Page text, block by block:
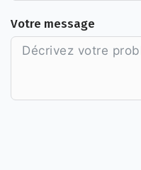
Votre message